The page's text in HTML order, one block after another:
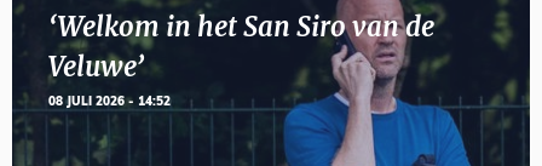
‘Welkom in het San Siro van de
Veluwe’
08 JULI 2026 - 14:52